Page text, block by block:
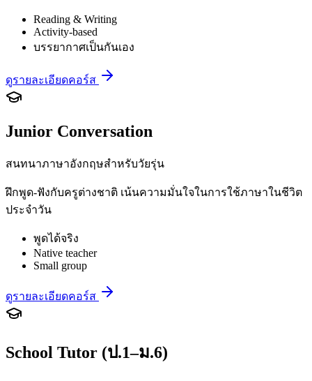
Reading & Writing
Activity-based
บรรยากาศเป็นกันเอง
ดูรายละเอียดคอร์ส
Junior Conversation
สนทนาภาษาอังกฤษสำหรับวัยรุ่น
ฝึกพูด-ฟังกับครูต่างชาติ เน้นความมั่นใจในการใช้ภาษาในชีวิต
ประจำวัน
พูดได้จริง
Native teacher
Small group
ดูรายละเอียดคอร์ส
School Tutor (ป.1–ม.6)